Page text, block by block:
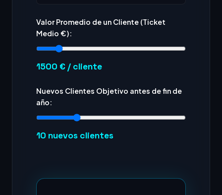
Valor Promedio de un Cliente (Ticket
Medio €):
1500 € / cliente
Nuevos Clientes Objetivo antes de fin de
año:
10 nuevos clientes